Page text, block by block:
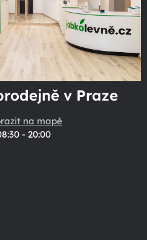
v Praze
na mapě
- 20:00